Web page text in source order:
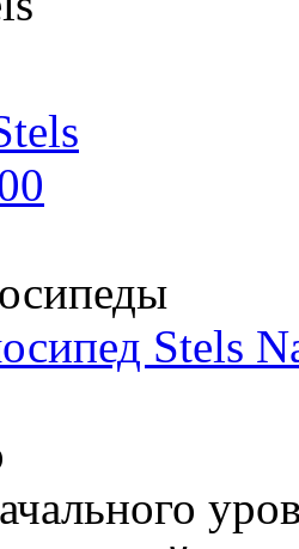
Stels